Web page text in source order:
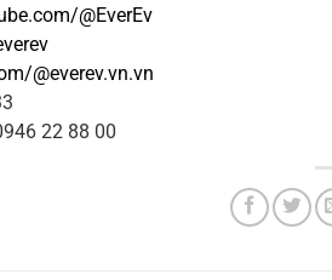
@EverEv
@everev.vn.vn
22 88 00